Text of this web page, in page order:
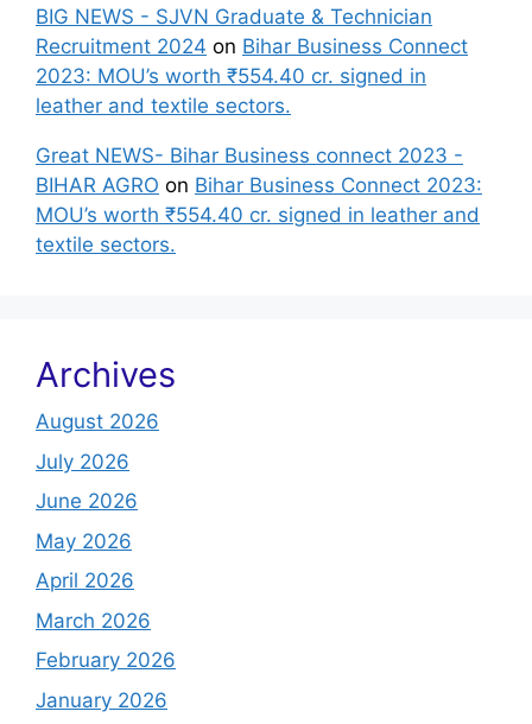
BIG NEWS - SJVN Graduate & Technician
Recruitment 2024 on Bihar Business Connect
2023: MOU’s worth ₹554.40 cr. signed in
leather and textile sectors.
Great NEWS- Bihar Business connect 2023 -
BIHAR AGRO on Bihar Business Connect 2023:
MOU’s worth ₹554.40 cr. signed in leather and
textile sectors.
Archives
August 2026
July 2026
June 2026
May 2026
April 2026
March 2026
February 2026
January 2026